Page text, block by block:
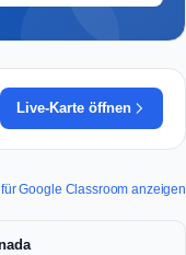
Live-Karte öffnen
Google Classroom anzeigen